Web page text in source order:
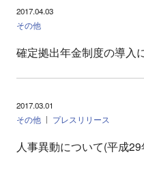
2017.04.03
その他
確定拠出年金制度の導入
2017.03.01
その他
プレスリリース
人事異動について(平成